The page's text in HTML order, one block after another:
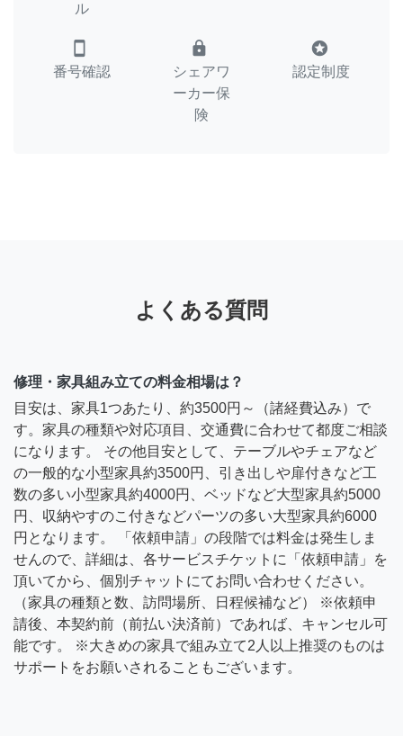
ル
smartphone
番号確認
lock
シェアワ
ーカー保
険
stars
認定制度
よくある質問
修理・家具組み立ての料金相場は？
目安は、家具1つあたり、約3500円～（諸経費込み）で
す。家具の種類や対応項目、交通費に合わせて都度ご相談
になります。 その他目安として、テーブルやチェアなど
の一般的な小型家具約3500円、引き出しや扉付きなど工
数の多い小型家具約4000円、ベッドなど大型家具約5000
円、収納やすのこ付きなどパーツの多い大型家具約6000
円となります。 「依頼申請」の段階では料金は発生しま
せんので、詳細は、各サービスチケットに「依頼申請」を
頂いてから、個別チャットにてお問い合わせください。
（家具の種類と数、訪問場所、日程候補など） ※依頼申
請後、本契約前（前払い決済前）であれば、キャンセル可
能です。 ※大きめの家具で組み立て2人以上推奨のものは
サポートをお願いされることもございます。